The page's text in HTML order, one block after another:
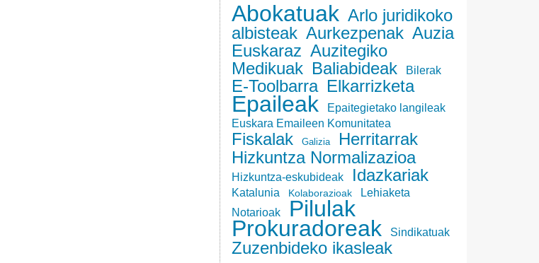
Abokatuak Arlo juridikoko
albisteak Aurkezpenak Auzia
Euskaraz Auzitegiko
Medikuak Baliabideak Bilerak
E-Toolbarra Elkarrizketa
Epaileak
Epaitegietako langileak
Euskara Emaileen Komunitatea
Fiskalak Galizia
Herritarrak
Hizkuntza Normalizazioa
Hizkuntza-eskubideak Idazkariak
Katalunia Kolaborazioak
Lehiaketa
Notarioak
Pilulak
Prokuradoreak Sindikatuak
Zuzenbideko ikasleak